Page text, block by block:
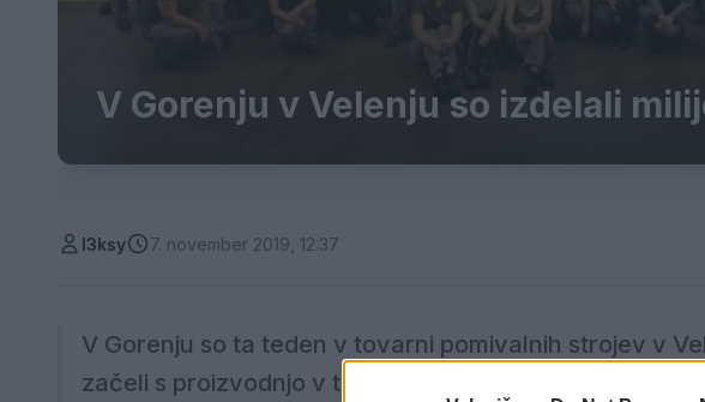
V Gorenju v Velenju so izdelali
l3ksy 7. november 2019, 12:37
V Gorenju so ta teden v tovarni pomivalnih strojev v
začeli s proizvodnjo v tej tovarni. Jubilejni aparat...